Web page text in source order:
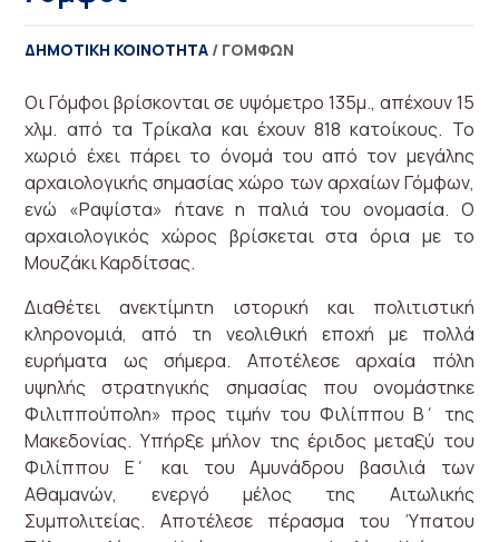
ΔΗΜΟΤΙΚΉ ΚΟΙΝΌΤΗΤΑ / ΓΌΜΦΩΝ
Οι Γόμφοι βρίσκονται σε υψόμετρο 135μ., απέχουν 15
χλμ. από τα Τρίκαλα και έχουν 818 κατοίκους. Το
χωριό έχει πάρει το όνομά του από τον μεγάλης
αρχαιολογικής σημασίας χώρο των αρχαίων Γόμφων,
ενώ «Ραψίστα» ήτανε η παλιά του ονομασία. Ο
αρχαιολογικός χώρος βρίσκεται στα όρια με το
Μουζάκι Καρδίτσας.
Διαθέτει ανεκτίμητη ιστορική και πολιτιστική
κληρονομιά, από τη νεολιθική εποχή με πολλά
ευρήματα ως σήμερα. Αποτέλεσε αρχαία πόλη
υψηλής στρατηγικής σημασίας που ονομάστηκε
Φιλιππούπολη» προς τιμήν του Φιλίππου Β΄ της
Μακεδονίας. Υπήρξε μήλον της έριδος μεταξύ του
Φιλίππου Ε΄ και του Αμυνάδρου βασιλιά των
Αθαμανών, ενεργό μέλος της Αιτωλικής
Συμπολιτείας. Αποτέλεσε πέρασμα του Ύπατου